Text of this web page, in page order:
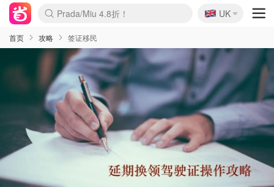
麦卢卡蜂蜜夏促！个位数！
Prada/Miu 4.8折！
啥？必胜客披萨5折！
🇬🇧
UK
首页 攻略 签证移民